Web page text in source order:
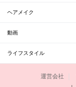
ヘアメイク
動画
ライフスタイル
運営会社